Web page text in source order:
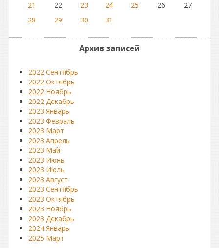
21
22 23 24 25 26
27
28
29 30 31
Архив записей
2022 Сентябрь
2022 Октябрь
2022 Ноябрь
2022 Декабрь
2023 Январь
2023 Февраль
2023 Март
2023 Апрель
2023 Май
2023 Июнь
2023 Июль
2023 Август
2023 Сентябрь
2023 Октябрь
2023 Ноябрь
2023 Декабрь
2024 Январь
2025 Март